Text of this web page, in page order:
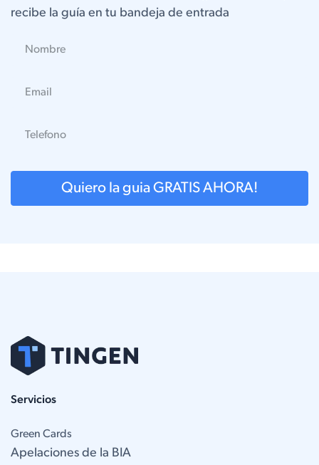
recibe la guía en tu bandeja de entrada
Quiero la guia GRATIS AHORA!
Servicios
Green Cards
Apelaciones de la BIA